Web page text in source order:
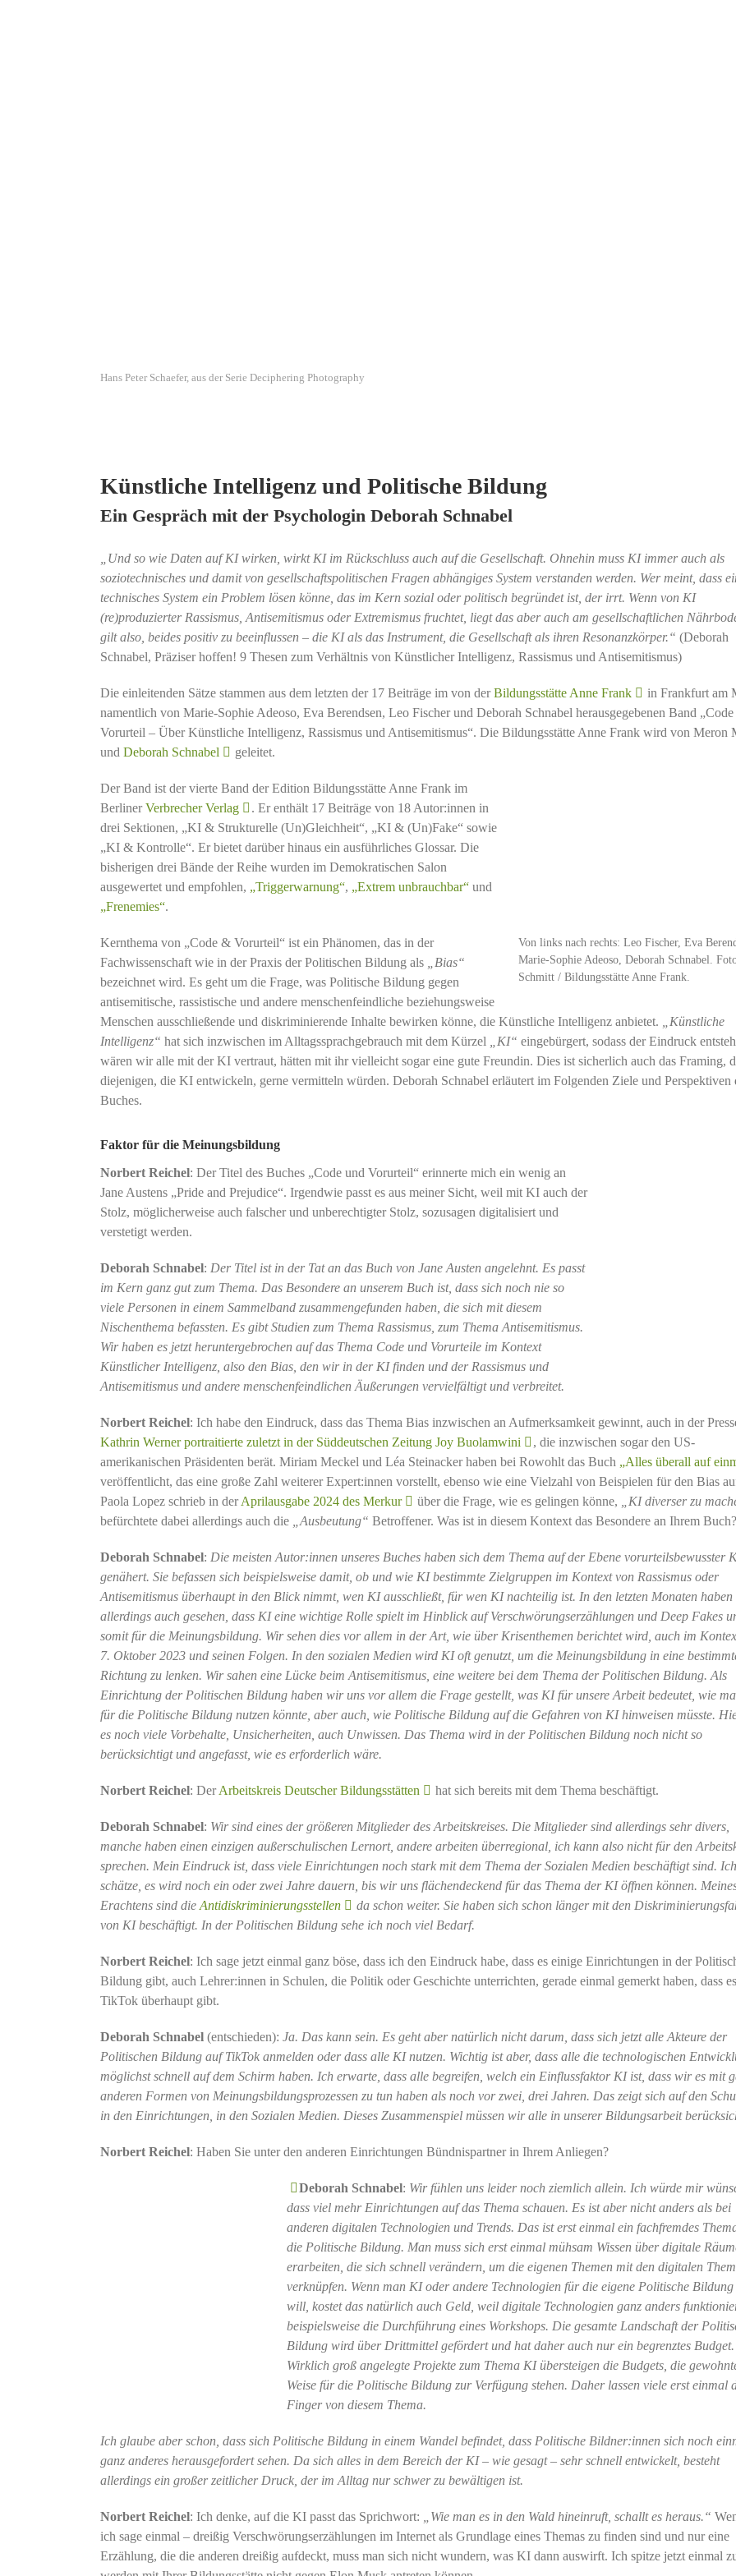
Hans Peter Schaefer, aus der Serie Deciphering Photography
Künstliche Intelligenz und Politische Bildung
Ein Gespräch mit der Psychologin Deborah Schnabel
„Und so wie Daten auf KI wirken, wirkt KI im Rückschluss auch auf die Gesellschaft. Ohnehin muss KI immer auch als
soziotechnisches und damit von gesellschaftspolitischen Fragen abhängiges System verstanden werden. Wer meint, dass
technisches System ein Problem lösen könne, das im Kern sozial oder politisch begründet ist, der irrt. Wenn von KI
(re)produzierter Rassismus, Antisemitismus oder Extremismus fruchtet, liegt das aber auch am gesellschaftlichen
gilt also, beides positiv zu beeinflussen – die KI als das Instrument, die Gesellschaft als ihren Resonanzkörper.“ (Deborah
Schnabel, Präziser hoffen! 9 Thesen zum Verhältnis von Künstlicher Intelligenz, Rassismus und Antisemitismus)
Die einleitenden Sätze stammen aus dem letzten der 17 Beiträge im von derBildungsstätte Anne Frank
in Frankfurt am
namentlich von Marie-Sophie Adeoso, Eva Berendsen, Leo Fischer und Deborah Schnabel herausgegebenen Band
Vorurteil – Über Künstliche Intelligenz, Rassismus und Antisemitismus“. Die Bildungsstätte Anne Frank wird von Meron
und Deborah Schnabel geleitet.
Von links nach rechts: Leo Fischer, Eva
Marie-Sophie Adeoso, Deborah Schnabel.
Schmitt / Bildungsstätte Anne Frank.
Der Band ist der vierte Band der Edition Bildungsstätte Anne Frank im
BerlinerVerbrecher Verlag
. Er enthält 17 Beiträge von 18 Autor:innen in
drei Sektionen, „KI & Strukturelle (Un)Gleichheit“, „KI & (Un)Fake“ sowie
„KI & Kontrolle“. Er bietet darüber hinaus ein ausführliches Glossar. Die
bisherigen drei Bände der Reihe wurden im Demokratischen Salon
ausgewertet und empfohlen, „Triggerwarnung“, „Extrem unbrauchbar“und
„Frenemies“.
Kernthema von „Code & Vorurteil“ ist ein Phänomen, das in der
Fachwissenschaft wie in der Praxis der Politischen Bildung als
„Bias“
bezeichnet wird. Es geht um die Frage, was Politische Bildung gegen
antisemitische, rassistische und andere menschenfeindliche beziehungsweise
Menschen ausschließende und diskriminierende Inhalte bewirken könne, die Künstliche Intelligenz anbietet.
„Künstliche
Intelligenz“ hat sich inzwischen im Alltagssprachgebrauch mit dem Kürzel „KI“ eingebürgert, sodass der Eindruck
wären wir alle mit der KI vertraut, hätten mit ihr vielleicht sogar eine gute Freundin. Dies ist sicherlich auch das Framing,
diejenigen, die KI entwickeln, gerne vermitteln würden. Deborah Schnabel erläutert im Folgenden Ziele und Perspektiven
Buches.
Faktor für die Meinungsbildung
Norbert Reichel: Der Titel des Buches „Code und Vorurteil“ erinnerte mich ein wenig an
Jane Austens „Pride and Prejudice“. Irgendwie passt es aus meiner Sicht, weil mit KI auch der
Stolz, möglicherweise auch falscher und unberechtigter Stolz, sozusagen digitalisiert und
verstetigt werden.
Deborah Schnabel: Der Titel ist in der Tat an das Buch von Jane Austen angelehnt. Es passt
im Kern ganz gut zum Thema. Das Besondere an unserem Buch ist, dass sich noch nie so
viele Personen in einem Sammelband zusammengefunden haben, die sich mit diesem
Nischenthema befassten. Es gibt Studien zum Thema Rassismus, zum Thema Antisemitismus.
Wir haben es jetzt heruntergebrochen auf das Thema Code und Vorurteile im Kontext
Künstlicher Intelligenz, also den Bias, den wir in der KI finden und der Rassismus und
Antisemitismus und andere menschenfeindlichen Äußerungen vervielfältigt und verbreitet.
Norbert Reichel: Ich habe den Eindruck, dass das Thema Bias inzwischen an Aufmerksamkeit gewinnt, auch in der
Kathrin Werner portraitierte zuletzt in der Süddeutschen Zeitung Joy Buolamwini
, die inzwischen sogar den US-
amerikanischen Präsidenten berät. Miriam Meckel und Léa Steinacker haben bei Rowohlt das Buch „Alles überall auf
veröffentlicht, das eine große Zahl weiterer Expert:innen vorstellt, ebenso wie eine Vielzahl von Beispielen für den Bias
Paola Lopez schrieb in derAprilausgabe 2024 des Merkur über die Frage, wie es gelingen könne, „KI diverser zu
befürchtete dabei allerdings auch die
„Ausbeutung“ Betroffener. Was ist in diesem Kontext das Besondere an Ihrem Buch?
Deborah Schnabel: Die meisten Autor:innen unseres Buches haben sich dem Thema auf der Ebene vorurteilsbewusster
genähert. Sie befassen sich beispielsweise damit, ob und wie KI bestimmte Zielgruppen im Kontext von Rassismus oder
Antisemitismus überhaupt in den Blick nimmt, wen KI ausschließt, für wen KI nachteilig ist. In den letzten Monaten
allerdings auch gesehen, dass KI eine wichtige Rolle spielt im Hinblick auf Verschwörungserzählungen und Deep Fakes
somit für die Meinungsbildung. Wir sehen dies vor allem in der Art, wie über Krisenthemen berichtet wird, auch im
7. Oktober 2023 und seinen Folgen. In den sozialen Medien wird KI oft genutzt, um die Meinungsbildung in eine
Richtung zu lenken. Wir sahen eine Lücke beim Antisemitismus, eine weitere bei dem Thema der Politischen Bildung. Als
Einrichtung der Politischen Bildung haben wir uns vor allem die Frage gestellt, was KI für unsere Arbeit bedeutet, wie
für die Politische Bildung nutzen könnte, aber auch, wie Politische Bildung auf die Gefahren von KI hinweisen müsste.
es noch viele Vorbehalte, Unsicherheiten, auch Unwissen. Das Thema wird in der Politischen Bildung noch nicht so
berücksichtigt und angefasst, wie es erforderlich wäre.
Norbert Reichel: DerArbeitskreis Deutscher Bildungsstätten hat sich bereits mit dem Thema beschäftigt.
Deborah Schnabel: Wir sind eines der größeren Mitglieder des Arbeitskreises. Die Mitglieder sind allerdings sehr divers,
manche haben einen einzigen außerschulischen Lernort, andere arbeiten überregional, ich kann also nicht für den
sprechen. Mein Eindruck ist, dass viele Einrichtungen noch stark mit dem Thema der Sozialen Medien beschäftigt sind. Ich
schätze, es wird noch ein oder zwei Jahre dauern, bis wir uns flächendeckend für das Thema der KI öffnen können.
Erachtens sind die Antidiskriminierungsstellen
da schon weiter. Sie haben sich schon länger mit den
von KI beschäftigt. In der Politischen Bildung sehe ich noch viel Bedarf.
Norbert Reichel: Ich sage jetzt einmal ganz böse, dass ich den Eindruck habe, dass es einige Einrichtungen in der
Bildung gibt, auch Lehrer:innen in Schulen, die Politik oder Geschichte unterrichten, gerade einmal gemerkt haben, dass es
TikTok überhaupt gibt.
Deborah Schnabel(entschieden): Ja. Das kann sein. Es geht aber natürlich nicht darum, dass sich jetzt alle Akteure der
Politischen Bildung auf TikTok anmelden oder dass alle KI nutzen. Wichtig ist aber, dass alle die technologischen
möglichst schnell auf dem Schirm haben. Ich erwarte, dass alle begreifen, welch ein Einflussfaktor KI ist, dass wir es mit
anderen Formen von Meinungsbildungsprozessen zu tun haben als noch vor zwei, drei Jahren. Das zeigt sich auf den
in den Einrichtungen, in den Sozialen Medien. Dieses Zusammenspiel müssen wir alle in unserer Bildungsarbeit
Norbert Reichel: Haben Sie unter den anderen Einrichtungen Bündnispartner in Ihrem Anliegen?
Deborah Schnabel: Wir fühlen uns leider noch ziemlich allein. Ich würde mir
dass viel mehr Einrichtungen auf das Thema schauen. Es ist aber nicht anders als bei
anderen digitalen Technologien und Trends. Das ist erst einmal ein fachfremdes
die Politische Bildung. Man muss sich erst einmal mühsam Wissen über digitale
erarbeiten, die sich schnell verändern, um die eigenen Themen mit den digitalen
verknüpfen. Wenn man KI oder andere Technologien für die eigene Politische Bildung
will, kostet das natürlich auch Geld, weil digitale Technologien ganz anders
beispielsweise die Durchführung eines Workshops. Die gesamte Landschaft der
Bildung wird über Drittmittel gefördert und hat daher auch nur ein begrenztes Budget.
Wirklich groß angelegte Projekte zum Thema KI übersteigen die Budgets, die
Weise für die Politische Bildung zur Verfügung stehen. Daher lassen viele erst einmal
Finger von diesem Thema.
Ich glaube aber schon, dass sich Politische Bildung in einem Wandel befindet, dass Politische Bildner:innen sich noch
ganz anderes herausgefordert sehen. Da sich alles in dem Bereich der KI – wie gesagt – sehr schnell entwickelt, besteht
allerdings ein großer zeitlicher Druck, der im Alltag nur schwer zu bewältigen ist.
Norbert Reichel: Ich denke, auf die KI passt das Sprichwort: „Wie man es in den Wald hineinruft, schallt es heraus.“
ich sage einmal – dreißig Verschwörungserzählungen im Internet als Grundlage eines Themas zu finden sind und nur eine
Erzählung, die die anderen dreißig aufdeckt, muss man sich nicht wundern, was KI dann auswirft. Ich spitze jetzt einmal